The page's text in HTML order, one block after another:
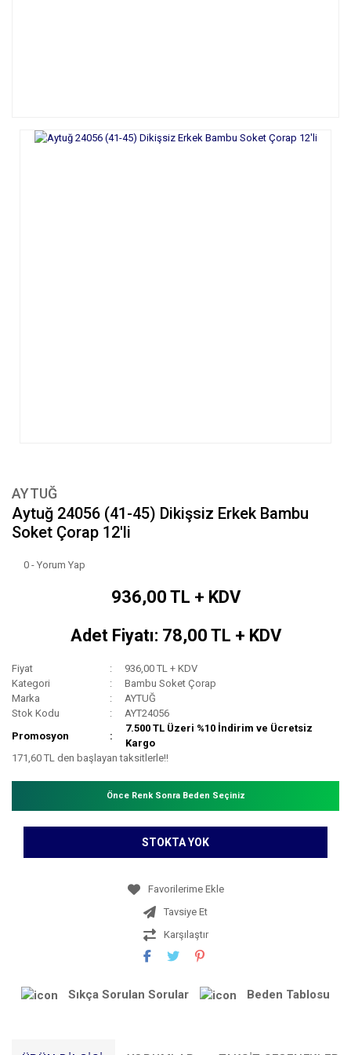
AYTUĞ
Aytuğ 24056 (41-45) Dikişsiz Erkek Bambu
Soket Çorap 12'li
0 - Yorum Yap
936,00 TL + KDV
Adet Fiyatı: 78,00 TL + KDV
Fiyat
936,00 TL + KDV
Kategori
Bambu Soket Çorap
Marka
AYTUĞ
Stok Kodu
AYT24056
Promosyon
7.500 TL Üzeri %10 İndirim ve Ücretsiz
Kargo
171,60 TL den başlayan taksitlerle!!
Önce Renk Sonra Beden Seçiniz
STOKTA YOK
Tavsiye Et
Karşılaştır
Sıkça Sorulan Sorular Beden Tablosu